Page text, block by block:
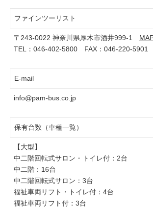
ファインツーリスト
〒243-0022 神奈川県厚木市酒井999-1
TEL： 046-402-5800 FAX：046-220-5901
E-mail
info@pam-bus.co.jp
保有台数（車種一覧）
【大型】
中二階回転式サロン・トイレ付：2台
中二階：16台
中二階回転式サロン：3台
福祉車両リフト・トイレ付：4台
福祉車両リフト付：3台